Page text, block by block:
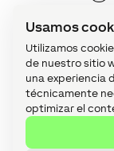
Usamos
Utilizamos
de nuestro sitio
una experiencia
técnicamente
optimizar el